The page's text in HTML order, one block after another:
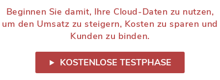
Beginnen Sie damit, Ihre Cloud-Daten zu nutzen,
um den Umsatz zu steigern, Kosten zu sparen und
Kunden zu binden.
KOSTENLOSE TESTPHASE